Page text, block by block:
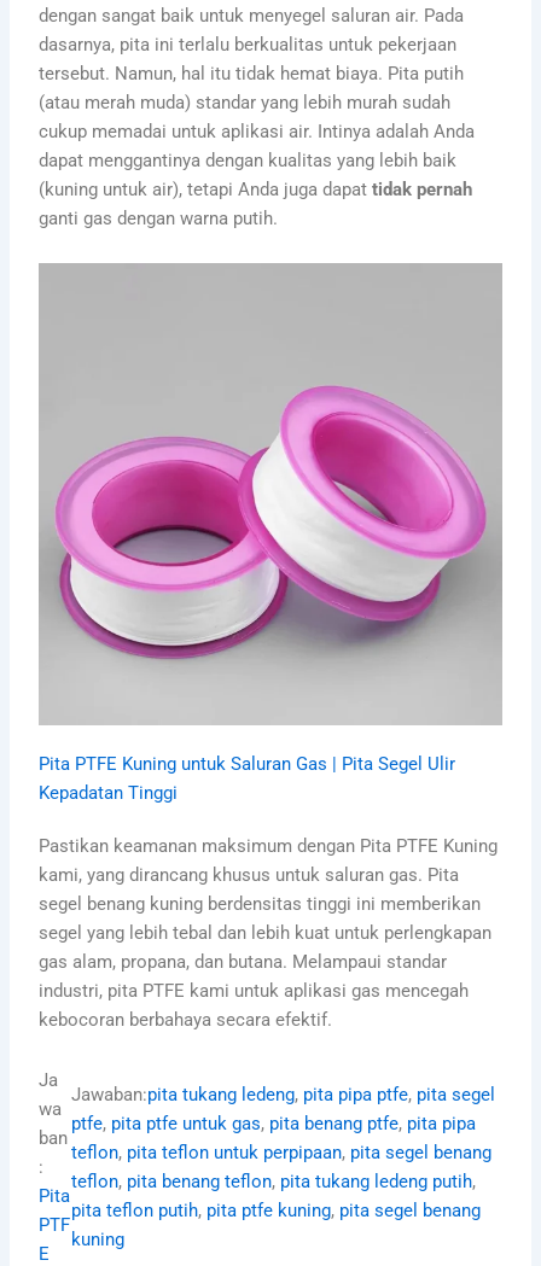
dengan sangat baik untuk menyegel saluran air. Pada
dasarnya, pita ini terlalu berkualitas untuk pekerjaan
tersebut. Namun, hal itu tidak hemat biaya. Pita putih
(atau merah muda) standar yang lebih murah sudah
cukup memadai untuk aplikasi air. Intinya adalah Anda
dapat menggantinya dengan kualitas yang lebih baik
(kuning untuk air), tetapi Anda juga dapattidak pernah
ganti gas dengan warna putih.
Pita PTFE Kuning untuk Saluran Gas | Pita Segel Ulir
Kepadatan Tinggi
Pastikan keamanan maksimum dengan Pita PTFE Kuning
kami, yang dirancang khusus untuk saluran gas. Pita
segel benang kuning berdensitas tinggi ini memberikan
segel yang lebih tebal dan lebih kuat untuk perlengkapan
gas alam, propana, dan butana. Melampaui standar
industri, pita PTFE kami untuk aplikasi gas mencegah
kebocoran berbahaya secara efektif.
Ja
wa
ban
:
Pita
PTF
E
Jawaban:pita tukang ledeng, pita pipa ptfe, pita segel
ptfe, pita ptfe untuk gas, pita benang ptfe, pita pipa
teflon, pita teflon untuk perpipaan, pita segel benang
teflon, pita benang teflon, pita tukang ledeng putih
pita teflon putih, pita ptfe kuning, pita segel benang
kuning